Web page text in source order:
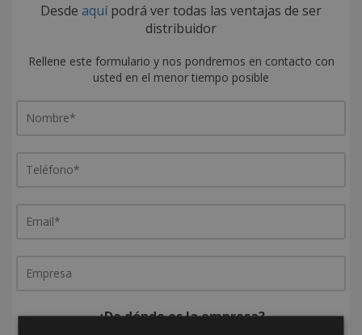
Desde aquípodrá ver todas las ventajas de ser
distribuidor
Rellene este formulario y nos pondremos en contacto con
usted en el menor tiempo posible
¿De dónde es la empresa?